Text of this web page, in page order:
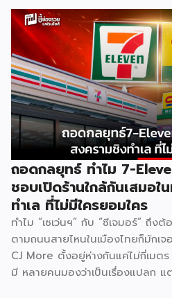
ยังคงเติบโตต่อเนื่อง ฟังดูน่าลงทุน
นั้น ซ่อนความจริงที่ไม่ค่อยมีใครพู
แข่งขันยิ่งโหด และสงครามบุฟเฟต์ร
เดิมพันสูงที่สุด . [ Content
หยุดก่อน 2.ใครได้ ใครเสีย ทั้งสอง
ไทยในสงครามเดียวกัน 4.ผู้แพ้ที่เงี
. [ 1.สงครามที่ไม่มีใครกล้าหยุดก่อ
จากความใจดีของแบรนด์ แต่เกิดจา
คู่แข่งตามมาตรฐานธุรกิจร้านอาหา
ที่ 25–35% ของราคาขาย และ
ถอดกลยุทธ์ ทำไม 7-
ชอบเปิดร้านใกล้กันเสมอ
ทำเล ที่ไม่มีใครยอมใคร
ทำไม “เซเว่นฯ” กับ “ซีเจมอร์” ถึ
ตามถนนสายไหนในเมืองไทยก็มักเ
CJ More ตั้งอยู่ห่างกันแค่ไม่กี่เมต
มี หลายคนมองว่าเป็นเรื่องแปลก